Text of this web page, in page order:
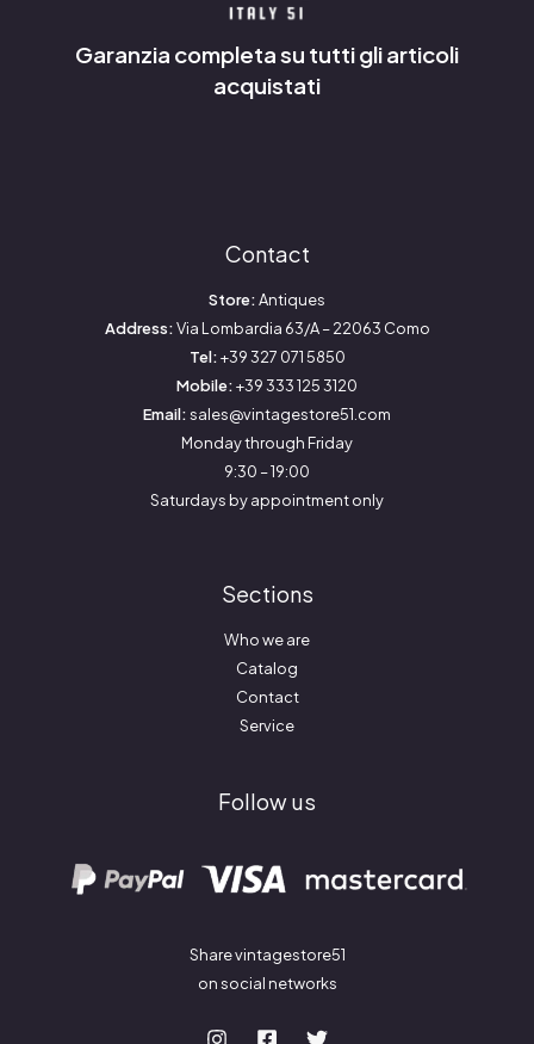
Garanzia completa su tutti gli articoli
acquistati
Contact
Store:Antiques
Address:Via Lombardia 63/A – 22063 Como
Tel:+39 327 071 5850
Mobile:+39 333 125 3120
Email:sales@vintagestore51.com
Monday through Friday
9:30 – 19:00
Saturdays by appointment only
Sections
Who we are
Catalog
Contact
Service
Follow us
Share vintagestore51
on social networks